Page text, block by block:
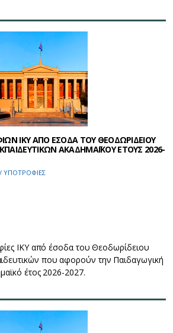
ΙΚΥ ΑΠΟ ΕΣΟΔΑ ΤΟΥ ΘΕΟΔΩΡΙΔΕΙΟΥ
ΑΚΑΔΗΜΑΪΚΟΥ ΕΤΟΥΣ 2026-
ΥΠΟΤΡΟΦΙΕΣ
ΙΚΥ από έσοδα του Θεοδωρίδειου
που αφορούν την Παιδαγωγική
έτος 2026-2027.